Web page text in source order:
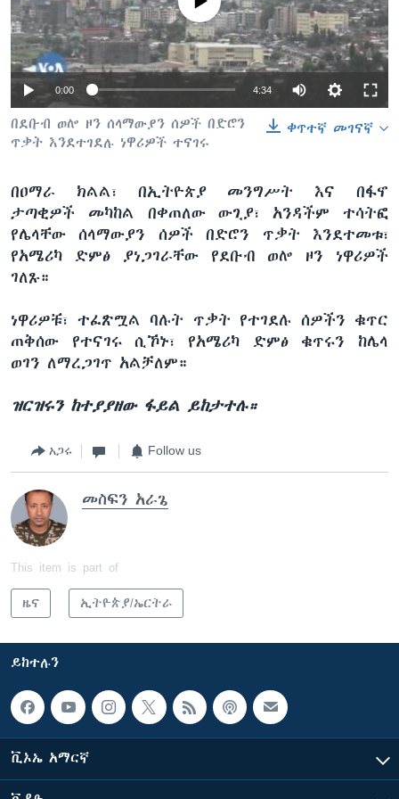
ቋንቋዎች
0:00 4:34
ቀጥተኛ መገናኛ
በደቡብ ወሎ ዞን ሰላማውያን ሰዎች በድሮን
ጥቃት እንደተገደሉ ነዋሪዎች ተናገሩ
በዐማራ ክልል፣ በኢትዮጵያ መንግሥት እና በፋኖ
ታጣቂዎች መካከል በቀጠለው ውጊያ፣ አንዳችም ተሳትፎ
የሌላቸው ሰላማውያን ሰዎች በድሮን ጥቃት እንደተመቱ፣
የአሜሪካ ድምፅ ያነጋገራቸው የደቡብ ወሎ ዞን ነዋሪዎች
ገለጹ።
ነዋሪዎቹ፣ ተፈጽሟል ባሉት ጥቃት የተገደሉ ሰዎችን ቁጥር
ጠቅሰው የተናገሩ ሲኾኑ፣ የአሜሪካ ድምፅ ቁጥሩን ከሌላ
ወገን ለማረጋገጥ አልቻለም።
ዝርዝሩን ከተያያዘው ፋይል ይከታተሉ።
አጋሩ Follow us
መስፍን አራጌ
This item is part of
ዜና ኢትዮጵያ/ኤርትራ
ይከተሉን
ቪኦኤ አማርኛ